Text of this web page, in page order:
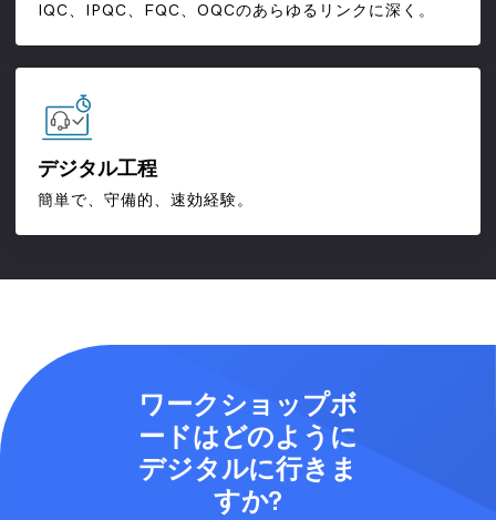
IQC、IPQC、FQC、OQCのあらゆるリンクに深く。
デジタル工程
簡単で、守備的、速効経験。
ワークショップボ
ードはどのように
デジタルに行きま
すか?